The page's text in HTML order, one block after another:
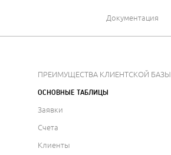
Документация
ПРЕИМУЩЕСТВА КЛИЕНТСКОЙ БАЗЫ
ОСНОВНЫЕ ТАБЛИЦЫ
Заявки
Счета
Клиенты